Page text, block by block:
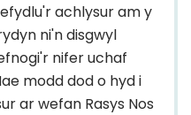
achlysur am y
ni'n disgwyl
nifer uchaf
modd dod o hyd i
ar wefan Rasys Nos